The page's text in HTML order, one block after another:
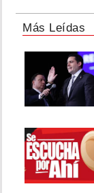
Más Leídas